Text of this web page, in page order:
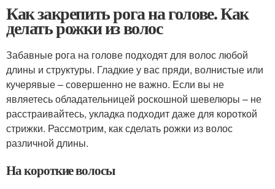
Как закрепить рога на голове. Как
делать рожки из волос
Забавные рога на голове подходят для волос любой
длины и структуры. Гладкие у вас пряди, волнистые или
кучерявые – совершенно не важно. Если вы не
являетесь обладательницей роскошной шевелюры – не
расстраивайтесь, укладка подходит даже для короткой
стрижки. Рассмотрим, как сделать рожки из волос
различной длины.
На короткие волосы